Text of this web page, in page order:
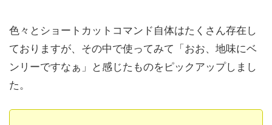
色々とショートカットコマンド自体はたくさん存在し
ておりますが、その中で使ってみて「おお、地味にベ
ンリーですなぁ」と感じたものをピックアップしまし
た。